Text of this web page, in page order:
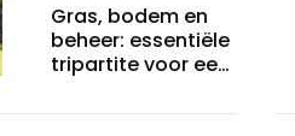
Gras, bodem en
beheer: essentiële
tripartite voor een
golfbaan